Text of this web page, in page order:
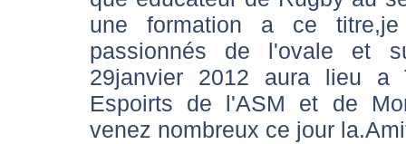
une formation a ce
passionnés de l'ovale et
29janvier 2012 aura lieu a
Espoirts de l'ASM et de
venez nombreux ce jour